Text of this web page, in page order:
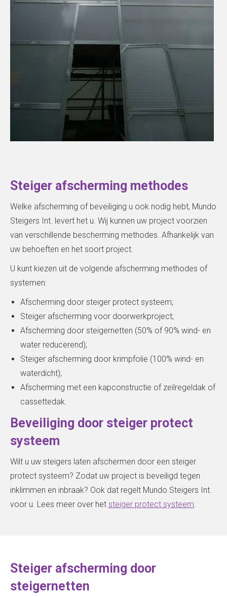
Steiger afscherming methodes
Welke afscherming of beveiliging u ook nodig hebt, Mundo
Steigers Int. levert het u. Wij kunnen uw project voorzien
van verschillende bescherming methodes. Afhankelijk van
uw behoeften en het soort project.
U kunt kiezen uit de volgende afscherming methodes of
systemen:
Afscherming door steiger protect systeem;
Steiger afscherming voor doorwerkproject;
Afscherming door steigernetten (50% of 90% wind- en
water reducerend);
Steiger afscherming door krimpfolie (100% wind- en
waterdicht);
Afscherming met een kapconstructie of zeilregeldak of
cassettedak.
Beveiliging door steiger protect
systeem
Wilt u uw steigers laten afschermen door een steiger
protect systeem? Zodat uw project is beveiligd tegen
inklimmen en inbraak? Ook dat regelt Mundo Steigers Int.
voor u. Lees meer over het steiger protect systeem.
Steiger afscherming door
steigernetten